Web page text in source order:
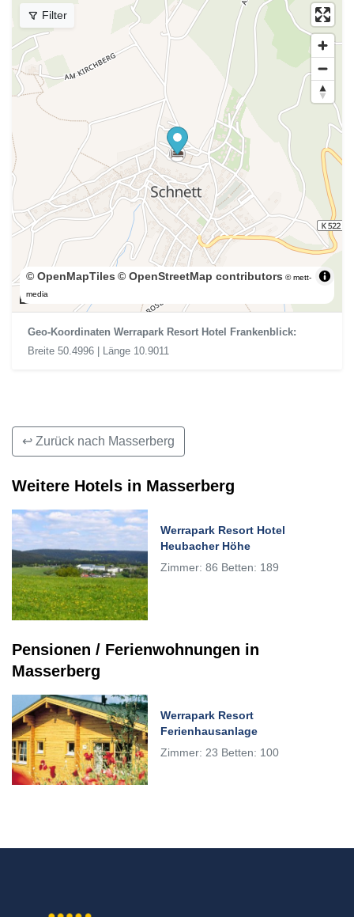
300 m
© OpenMapTiles © OpenStreetMap contributors © mett-
media
Filter
Geo-Koordinaten Werrapark Resort Hotel Frankenblick:
Breite 50.4996 | Länge 10.9011
↩ Zurück nach Masserberg
Weitere Hotels in Masserberg
Werrapark Resort Hotel
Heubacher Höhe
Zimmer: 86 Betten: 189
Pensionen / Ferienwohnungen in
Masserberg
Werrapark Resort
Ferienhausanlage
Zimmer: 23 Betten: 100